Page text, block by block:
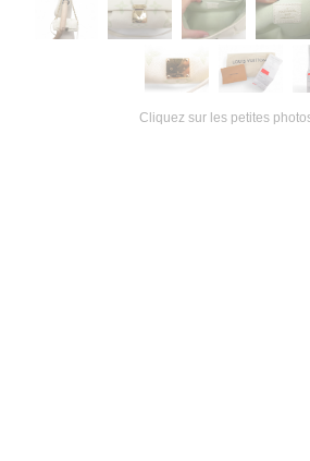
Cliquez sur les petites